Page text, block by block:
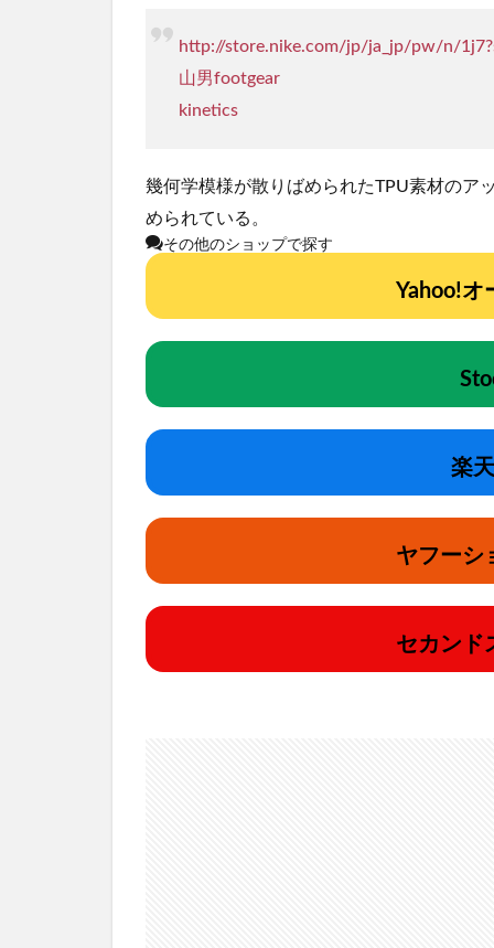
http://store.nike.com/jp/ja_jp/pw/n/
山男footgear
kinetics
幾何学模様が散りばめられたTPU素材のア
められている。
その他のショップで探す
Yahoo!オ
楽
ヤフーシ
セカンド